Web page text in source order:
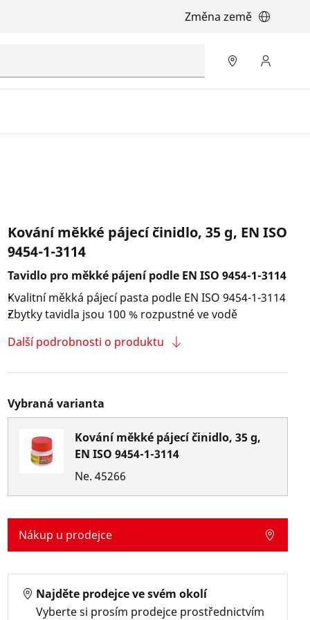
Změna země
Kování měkké pájecí činidlo, 35 g, EN ISO
9454-1-3114
Tavidlo pro měkké pájení podle EN ISO 9454-1-3114
Kvalitní měkká pájecí pasta podle EN ISO 9454-1-3114
Zbytky tavidla jsou 100 % rozpustné ve vodě
Další podrobnosti o produktu
Vybraná varianta
Kování měkké pájecí činidlo, 35 g,
EN ISO 9454-1-3114
Ne. 45266
Nákup u prodejce
Najděte prodejce ve svém okolí
Vyberte si prosím prodejce prostřednictvím